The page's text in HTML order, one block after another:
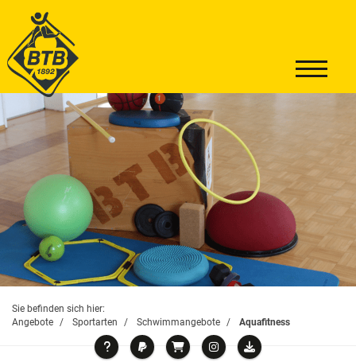
Sie befinden sich hier:
Angebote
Sportarten Schwimmangebote Aquafitness